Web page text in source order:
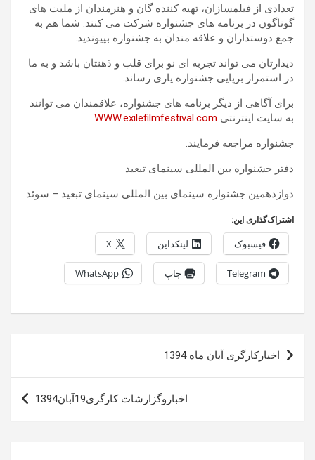
تعدادی از فیلمسازان، تهیه کننده گان و هنرمندان از ملیت های
گوناگون در برنامه های جشنواره شرکت می کنند. شما هم به
جمع دوستداران و علاقه مندان به جشنواره بپیوندید.
دیدارتان می تواند تجربه ای نو برای قلب و ذهنتان باشد و به ما
در استمرار برپایی جشنواره یاری رساند.
برای آگاهی از دیگر برنامه های جشنواره، علاقمندان می توانند
به سایت اینترنتی WWW.exilefilmfestival.com
جشنواره مراجعه فرمایند.
دفتر جشنواره بین المللی سینمای تبعید
دوازدهمین جشنواره سینمای بین المللی سینمای تبعید – سوئد
اشتراک‌گذاری این:
فیسبوک لینکداین X
Telegram چاپ WhatsApp
راهبری
نوشته
اخبارکارگری آبان ماه 1394
اخباروگزارشات کارگری19آبان1394